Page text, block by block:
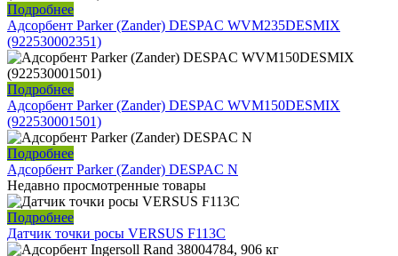
Подробнее
Адсорбент Parker (Zander) DESPAC WVM235DESMIX
(922530002351)
Подробнее
Адсорбент Parker (Zander) DESPAC WVM150DESMIX
(922530001501)
Подробнее
Адсорбент Parker (Zander) DESPAC N
Недавно просмотренные товары
Подробнее
Датчик точки росы VERSUS F113C